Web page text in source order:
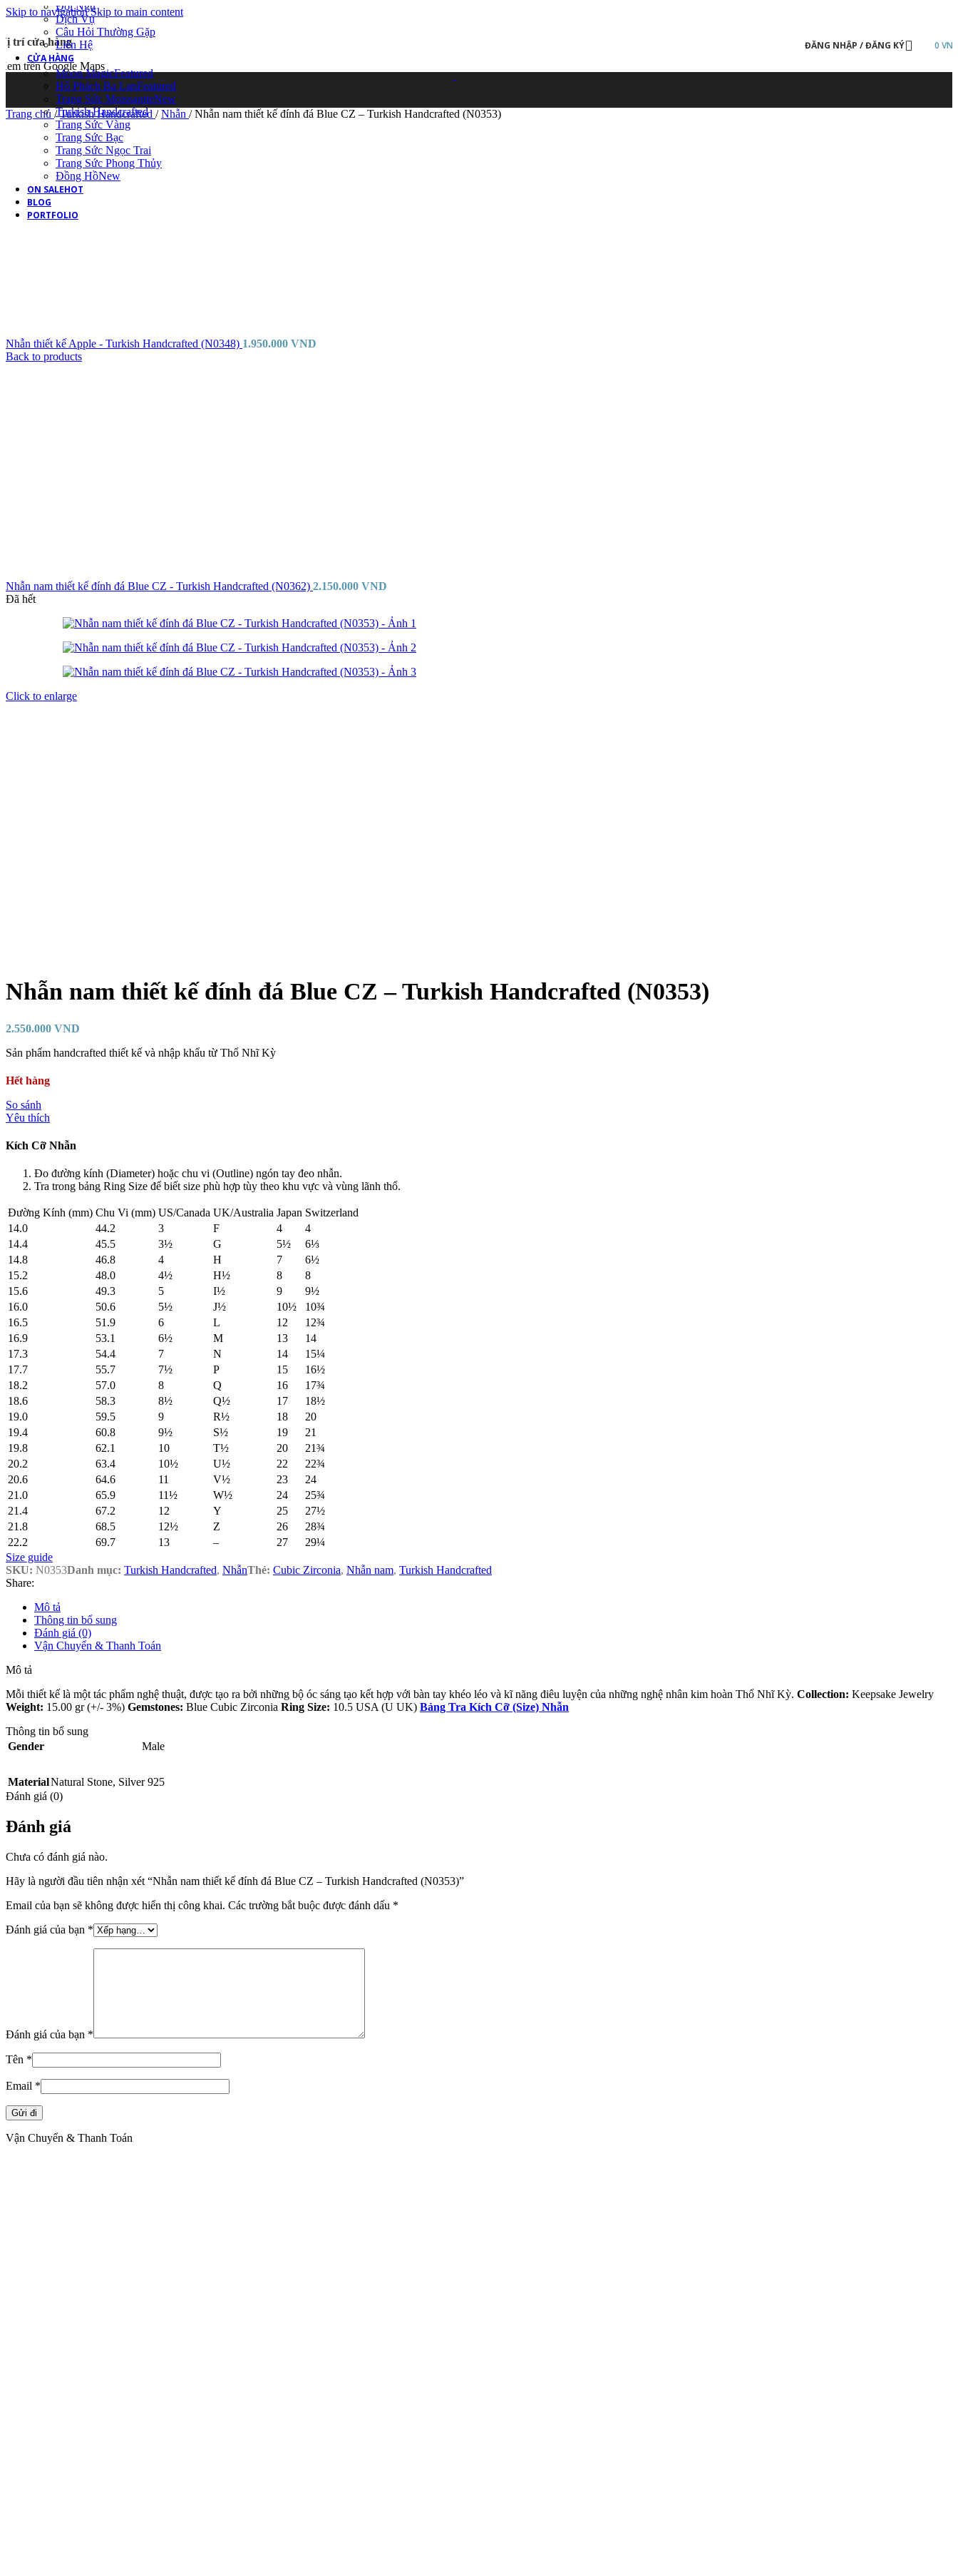
Skip to navigationSkip to main content
trí cửa hàng
trên Google Maps
ĐĂNG NHẬP / ĐĂNG KÝ 0
Đội Ngũ
Dịch Vụ
Câu Hỏi Thường Gặp
Liên Hệ
CỬA HÀNG
Moon MagicFeatured
Hổ Phách Ba LanFeatured
Trang Sức MoissaniteNew
Turkish Handcrafted
Trang Sức Vàng
Trang Sức Bạc
Trang Sức Ngọc Trai
Trang Sức Phong Thủy
Đồng HồNew
ON SALEHOT
BLOG
PORTFOLIO
Trang chủ / Turkish Handcrafted / Nhẫn / Nhẫn nam thiết kế đính đá Blue CZ – Turkish Handcrafted (N0353)
Nhẫn thiết kế Apple - Turkish Handcrafted (N0348) 1.950.000 VND
Back to products
Nhẫn nam thiết kế đính đá Blue CZ - Turkish Handcrafted (N0362) 2.150.000 VND
Đã hết
Click to enlarge
Nhẫn nam thiết kế đính đá Blue CZ – Turkish Handcrafted (N0353)
2.550.000 VND
Sản phẩm handcrafted thiết kế và nhập khẩu từ Thổ Nhĩ Kỳ
Hết hàng
So sánh
Yêu thích
Kích Cỡ Nhẫn
Đo đường kính (Diameter) hoặc chu vi (Outline) ngón tay đeo nhẫn.
Tra trong bảng Ring Size để biết size phù hợp tùy theo khu vực và vùng lãnh thổ.
Đường Kính (mm) Chu Vi (mm) US/Canada UK/Australia Japan Switzerland
14.0
44.2 3 F 4
4
14.4
45.5 3½ G 5½
6⅓
14.8
46.8 4 H 7
6½
15.2
48.0 4½ H½ 8
8
15.6
49.3 5 I½ 9
9½
16.0
50.6 5½ J½ 10½
10¾
16.5
51.9 6 L 12
12¾
16.9
53.1 6½ M 13
14
17.3
54.4 7 N 14
15¼
17.7
55.7 7½ P 15
16½
18.2
57.0 8 Q 16
17¾
18.6
58.3 8½ Q½ 17
18½
19.0
59.5 9 R½ 18
20
19.4
60.8 9½ S½ 19
21
19.8
62.1 10 T½ 20
21¾
20.2
63.4 10½ U½ 22
22¾
20.6
64.6 11 V½ 23
24
21.0
65.9 11½ W½ 24
25¾
21.4
67.2 12 Y 25
27½
21.8
68.5 12½ Z 26
28¾
22.2
69.7 13 – 27
29¼
Size guide
SKU: N0353Danh mục: Turkish Handcrafted, NhẫnThẻ: Cubic Zirconia, Nhẫn nam, Turkish Handcrafted
Share:
Mô tả
Thông tin bổ sung
Đánh giá (0)
Vận Chuyển & Thanh Toán
Mô tả
Mỗi thiết kế là một tác phẩm nghệ thuật, được tạo ra bởi những bộ óc sáng tạo kết hợp với bàn tay khéo léo và kĩ năng điêu luyện của những nghệ nhân kim hoàn Thổ Nhĩ Kỳ. Collection: Keepsake Jewelry
Weight: 15.00 gr (+/- 3%) Gemstones: Blue Cubic Zirconia Ring Size: 10.5 USA (U UK) Bảng Tra Kích Cỡ (Size) Nhẫn
Thông tin bổ sung
Gender
Male
MaterialNatural Stone, Silver 925
Đánh giá (0)
Đánh giá
Chưa có đánh giá nào.
Hãy là người đầu tiên nhận xét “Nhẫn nam thiết kế đính đá Blue CZ – Turkish Handcrafted (N0353)”
Email của bạn sẽ không được hiển thị công khai. Các trường bắt buộc được đánh dấu *
Đánh giá của bạn *
Đánh giá của bạn *
Tên *
Email *
Vận Chuyển & Thanh Toán